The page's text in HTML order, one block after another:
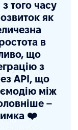
того часу
як
в
що
з
API, що
між
–
❤️